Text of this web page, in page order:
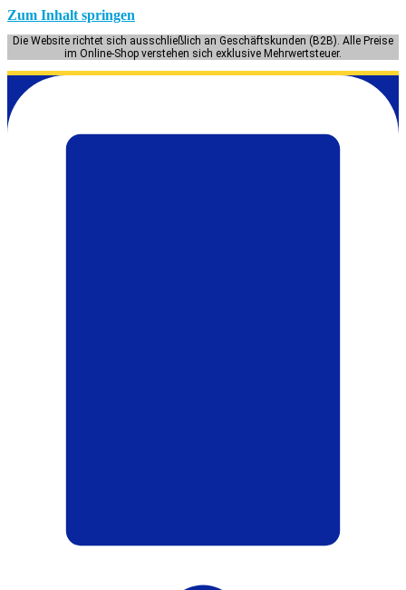
Zum Inhalt springen
Die Website richtet sich ausschließlich an Geschäftskunden (B2B). Alle Preise
im Online-Shop verstehen sich exklusive Mehrwertsteuer.